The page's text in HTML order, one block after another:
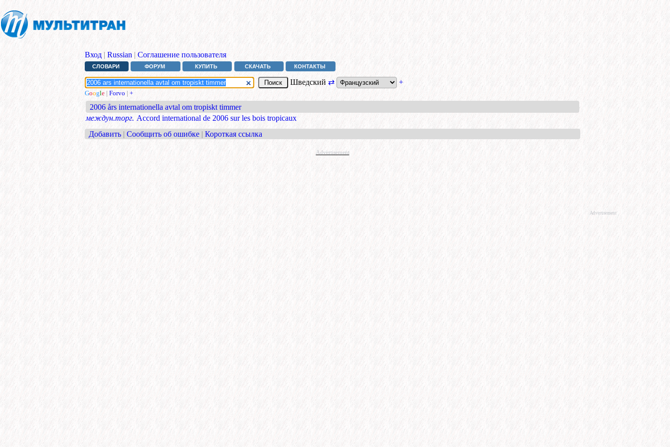
Вход | Russian | Соглашение пользователя
СЛОВАРИ ФОРУМ КУПИТЬ СКАЧАТЬ КОНТАКТЫ
Шведский ⇄ +
Google | Forvo | +
2006 års internationella avtal om tropiskt timmer
междун.торг. Accord international de 2006 sur les bois tropicaux
Добавить | Сообщить об ошибке | Короткая ссылка
Advertisement
Advertisement